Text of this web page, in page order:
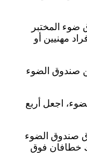
ضوء المختبر
مهنيين أو
صندوق الضوء
اجعل أربع
صندوق الضوء
خطافان فوق